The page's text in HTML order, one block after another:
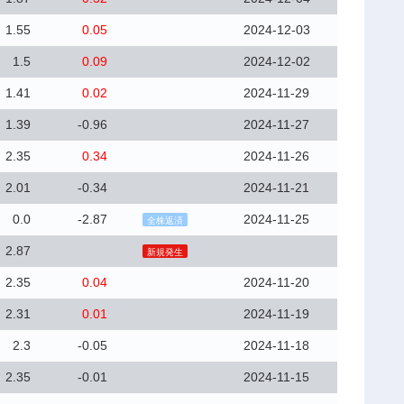
1.55 0.05 2024-12-03
1.5 0.09 2024-12-02
1.41 0.02 2024-11-29
1.39 -0.96 2024-11-27
2.35 0.34 2024-11-26
2.01 -0.34 2024-11-21
0.0 -2.87 全株返済 2024-11-25
2.87 新規発生
2.35 0.04 2024-11-20
2.31 0.01 2024-11-19
2.3 -0.05 2024-11-18
2.35 -0.01 2024-11-15